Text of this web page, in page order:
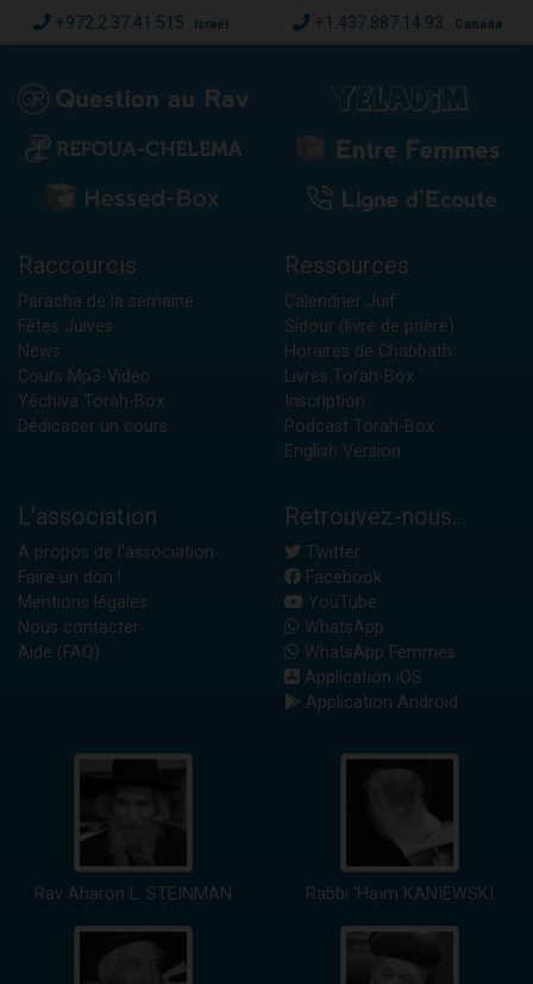
+972.2.37.41.515 Israël +1.437.887.14.93 Canada
Raccourcis
Paracha de la semaine
Fêtes Juives
News
Cours Mp3-Vidéo
Yéchiva Torah-Box
Dédicacer un cours
Ressources
Calendrier Juif
Sidour (livre de prière)
Horaires de Chabbath
Livres Torah-Box
Inscription
Podcast Torah-Box
English Version
L'association
A propos de l'association
Faire un don !
Mentions légales
Nous contacter
Aide (FAQ)
Retrouvez-nous...
Twitter
Facebook
YouTube
WhatsApp
WhatsApp Femmes
Application iOS
Application Android
Rav Aharon L. STEINMAN Rabbi 'Haïm KANIEWSKI